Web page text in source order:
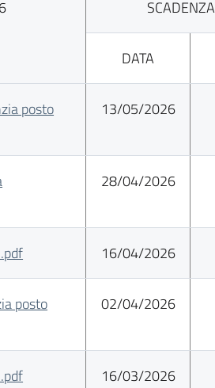
SCADENZA
DATA
posto
13/05/2026
28/04/2026
16/04/2026
posto
02/04/2026
16/03/2026